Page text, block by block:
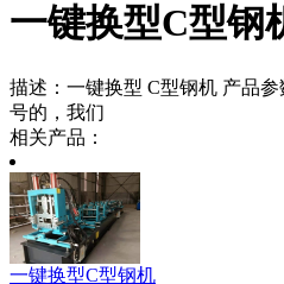
一键换型C型钢
描述： 一键换型 C型钢机 产品
号的，我们
相关产品：
一键换型C型钢机